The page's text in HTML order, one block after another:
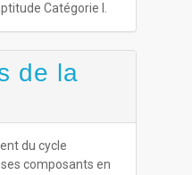
Catégorie I.
de la
du cycle
composants en